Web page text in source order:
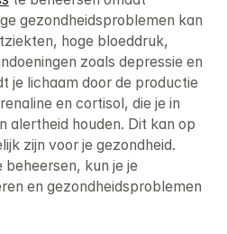
gezondheidsproblemen kan
hoge bloeddruk,
zoals depressie en
je lichaam door de productie
en cortisol, die je in
alertheid houden. Dit kan op
zijn voor je gezondheid.
kun je je
en gezondheidsproblemen